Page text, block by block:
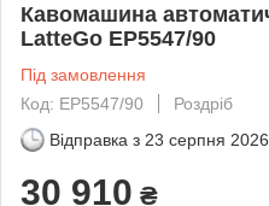
Кавомашина
LatteGo EP5547/90
Під замовлення
Код: EP5547/90
Роздріб
Відправка з 23 серпня 2026
30 910 ₴